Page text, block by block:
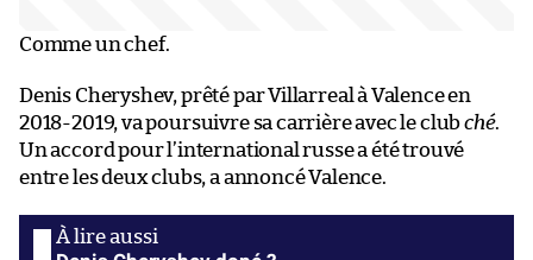
Comme un chef.
Denis Cheryshev, prêté par Villarreal à Valence en
2018-2019, va poursuivre sa carrière avec le clubché.
Un accord pour l’international russe a été trouvé
entre les deux clubs, a annoncé Valence.